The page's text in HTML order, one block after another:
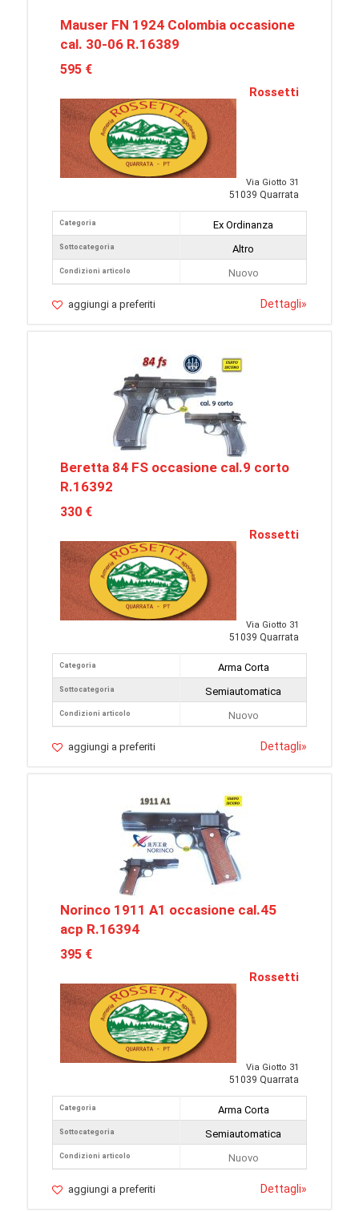
Mauser FN 1924 Colombia occasione
cal. 30-06 R.16389
595 €
Rossetti
Via Giotto 31
51039 Quarrata
Categoria
Sottocategoria
Condizioni articolo
Ex Ordinanza
Altro
Nuovo
aggiungi a preferiti Dettagli»
Beretta 84 FS occasione cal.9 corto
R.16392
330 €
Rossetti
Via Giotto 31
51039 Quarrata
Categoria
Sottocategoria
Condizioni articolo
Arma Corta
Semiautomatica
Nuovo
aggiungi a preferiti Dettagli»
Norinco 1911 A1 occasione cal.45
acp R.16394
395 €
Rossetti
Via Giotto 31
51039 Quarrata
Categoria
Sottocategoria
Condizioni articolo
Arma Corta
Semiautomatica
Nuovo
aggiungi a preferiti Dettagli»